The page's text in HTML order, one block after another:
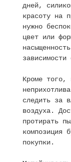
дней,
красоту на
нужно
цвет или
Кроме того,
следить за
воздуха.
протирать
композиция
покупки.